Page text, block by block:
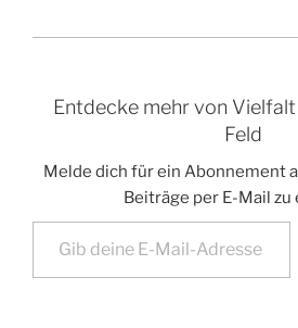
Entdecke mehr von
Feld
Melde dich für ein Abonnement
Beiträge per E-Mail zu
Gib deine E-Mail-Adresse ein ...